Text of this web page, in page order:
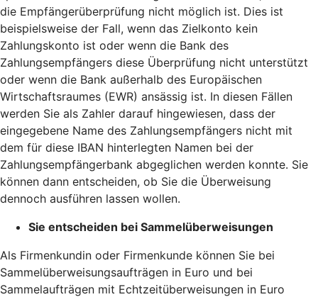
die Empfängerüberprüfung nicht möglich ist. Dies ist
beispielsweise der Fall, wenn das Zielkonto kein
Zahlungskonto ist oder wenn die Bank des
Zahlungsempfängers diese Überprüfung nicht unterstützt
oder wenn die Bank außerhalb des Europäischen
Wirtschaftsraumes (EWR) ansässig ist. In diesen Fällen
werden Sie als Zahler darauf hingewiesen, dass der
eingegebene Name des Zahlungsempfängers nicht mit
dem für diese IBAN hinterlegten Namen bei der
Zahlungsempfängerbank abgeglichen werden konnte. Sie
können dann entscheiden, ob Sie die Überweisung
dennoch ausführen lassen wollen.
Sie entscheiden bei Sammelüberweisungen
Als Firmenkundin oder Firmenkunde können Sie bei
Sammelüberweisungsaufträgen in Euro und bei
Sammelaufträgen mit Echtzeitüberweisungen in Euro